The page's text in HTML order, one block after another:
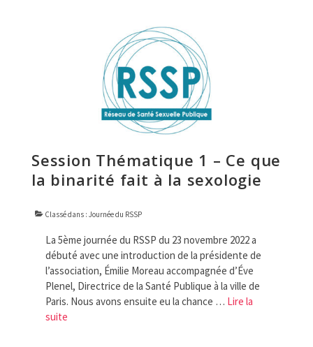
Session Thématique 1 – Ce que
la binarité fait à la sexologie
Classé dans : Journée du RSSP
La 5ème journée du RSSP du 23 novembre 2022 a
débuté avec une introduction de la présidente de
l’association, Émilie Moreau accompagnée d’Éve
Plenel, Directrice de la Santé Publique à la ville de
Paris. Nous avons ensuite eu la chance … Lire la
suite­­